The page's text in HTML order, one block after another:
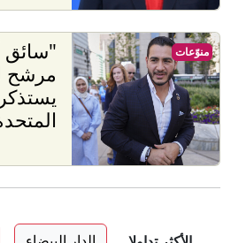
"سائق
مرشح
منوّعات